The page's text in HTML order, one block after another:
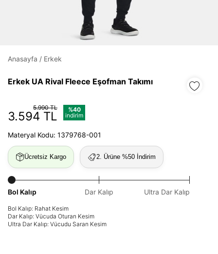
Anasayfa / Erkek
Erkek UA Rival Fleece Eşofman Takımı
5.990 TL
3.594 TL
%40
indirim
Materyal Kodu: 1379768-001
Ücretsiz Kargo 2. Ürüne %50 İndirim
Bol Kalıp Dar Kalıp Ultra Dar Kalıp
Bol Kalıp: Rahat Kesim
Dar Kalıp: Vücuda Oturan Kesim
Ultra Dar Kalıp: Vücudu Saran Kesim
E-posta
Şifre
Şifremi Unuttum
Giriş Yap